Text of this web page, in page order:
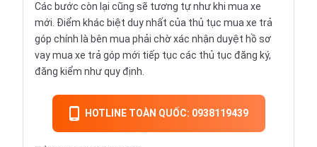
Các bước còn lại cũng sẽ tương tự như khi mua xe
mới. Điểm khác biệt duy nhất của thủ tục mua xe trả
góp chính là bên mua phải chờ xác nhận duyệt hồ sơ
vay mua xe trả góp mới tiếp tục các thủ tục đăng ký,
đăng kiểm như quy định.
HOTLINE TOÀN QUỐC: 0938119439